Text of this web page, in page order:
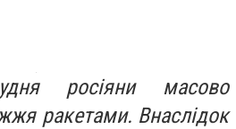
росіяни масово
ракетами. Внаслідок